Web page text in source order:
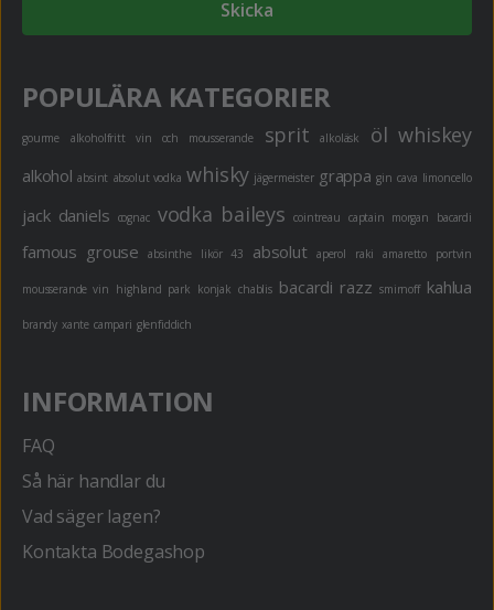
Skicka
POPULÄRA KATEGORIER
gourme alkoholfritt vin och mousserande sprit alkoläsk öl whiskey
alkohol absint absolut vodka whisky jägermeister grappa gin cava limoncello
jack daniels cognac vodka baileys cointreau captain morgan bacardi
famous grouse absinthe likör 43 absolut aperol raki amaretto portvin
mousserande vin highland park konjak chablis bacardi razz smirnoff kahlua
brandy xante campari glenfiddich
INFORMATION
FAQ
Så här handlar du
Vad säger lagen?
Kontakta Bodegashop